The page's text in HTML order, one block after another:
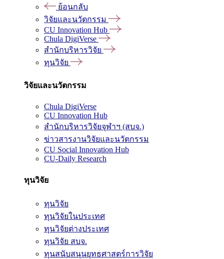
ย้อนกลับ
วิจัยและนวัตกรรม
CU Innovation Hub
Chula DigiVerse
สำนักบริหารวิจัย
ทุนวิจัย
วิจัยและนวัตกรรม
Chula DigiVerse
CU Innovation Hub
สำนักบริหารวิจัยจุฬาฯ (สบจ.)
ข่าวสารงานวิจัยและนวัตกรรม
CU Social Innovation Hub
CU-Daily Research
ทุนวิจัย
ทุนวิจัย
ทุนวิจัยในประเทศ
ทุนวิจัยต่างประเทศ
ทุนวิจัย สบจ.
ทุนสนับสนุนยุทธศาสตร์การวิจัย